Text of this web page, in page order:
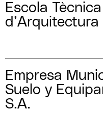
Escola
Empresa
Suelo y
S.A.